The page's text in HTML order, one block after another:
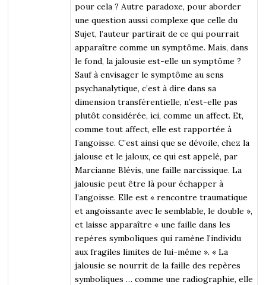
pour cela ? Autre paradoxe, pour aborder
une question aussi complexe que celle du
Sujet, l’auteur partirait de ce qui pourrait
apparaître comme un symptôme. Mais, dans
le fond, la jalousie est-elle un symptôme ?
Sauf à envisager le symptôme au sens
psychanalytique, c’est à dire dans sa
dimension transférentielle, n’est-elle pas
plutôt considérée, ici, comme un affect. Et,
comme tout affect, elle est rapportée à
l’angoisse. C’est ainsi que se dévoile, chez la
jalouse et le jaloux, ce qui est appelé, par
Marcianne Blévis, une faille narcissique. La
jalousie peut être là pour échapper à
l’angoisse. Elle est « rencontre traumatique
et angoissante avec le semblable, le double »,
et laisse apparaître « une faille dans les
repères symboliques qui ramène l’individu
aux fragiles limites de lui-même ». « La
jalousie se nourrit de la faille des repères
symboliques … comme une radiographie, elle